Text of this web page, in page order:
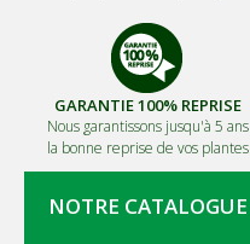
GARANTIE 100% REPRISE
Nous garantissons jusqu'à 5 ans
la bonne reprise de vos plantes
NOTRE CATALOGUE